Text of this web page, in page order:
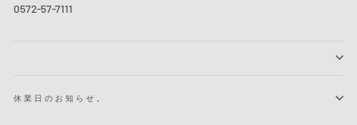
0572-57-7111
休業日のお知らせ。